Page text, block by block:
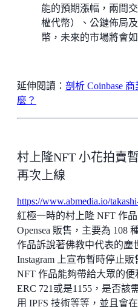
能的預期漲幅，兩間
權代幣）、公鏈佈局
幣，未來的市場將會
延伸閱讀： 剖析 Coinbase
麼？
村上隆NFT 小花拍賣
再次上線
https://www.abmedia.io/
紅極一時的村上隆 NFT 作
Opensea 販售，主要為 108
作品訴說著佛教中代表的塵
Instagram 上宣布暫時停止
NFT 作品能夠帶給大眾的
ERC 721或是1155，是否
用 IPFS 技術等等，並且會